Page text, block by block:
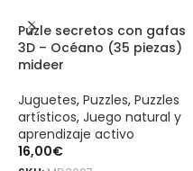
Puzle secretos con gafas
3D – Océano (35 piezas)
mideer
Juguetes, Puzzles, Puzzles
artísticos, Juego natural y
aprendizaje activo
16,00€